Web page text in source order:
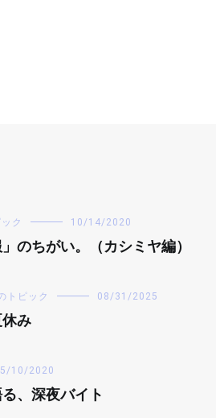
ク 10/14/2020
のちがい。（カシミヤ編）
トピック 08/31/2025
み
10/2020
、深夜バイト